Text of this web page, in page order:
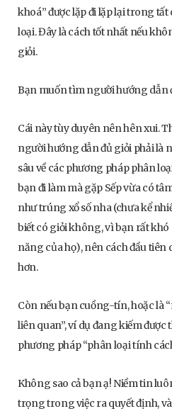
khoá” được lặp đi lặp lại trong
loại. Đây là cách tốt nhất nếu
giỏi.
Bạn muốn tìm người hướng dẫn
Cái này tùy duyên nên hên xui.
người hướng dẫn đủ giỏi phải là
sâu về các phương pháp phân
bạn đi làm mà gặp Sếp vừa có
như trúng xổ số nha (chưa kể
biết có giỏi không, vì bạn rất
năng của họ), nên cách đầu tiên
hơn.
Còn nếu bạn cuồng-tín, hoặc là
liên quan”, ví dụ đang kiếm được
phương pháp “phân loại tính
Không sao cả bạn ạ! Niềm tin
trọng trong việc ra quyết định,